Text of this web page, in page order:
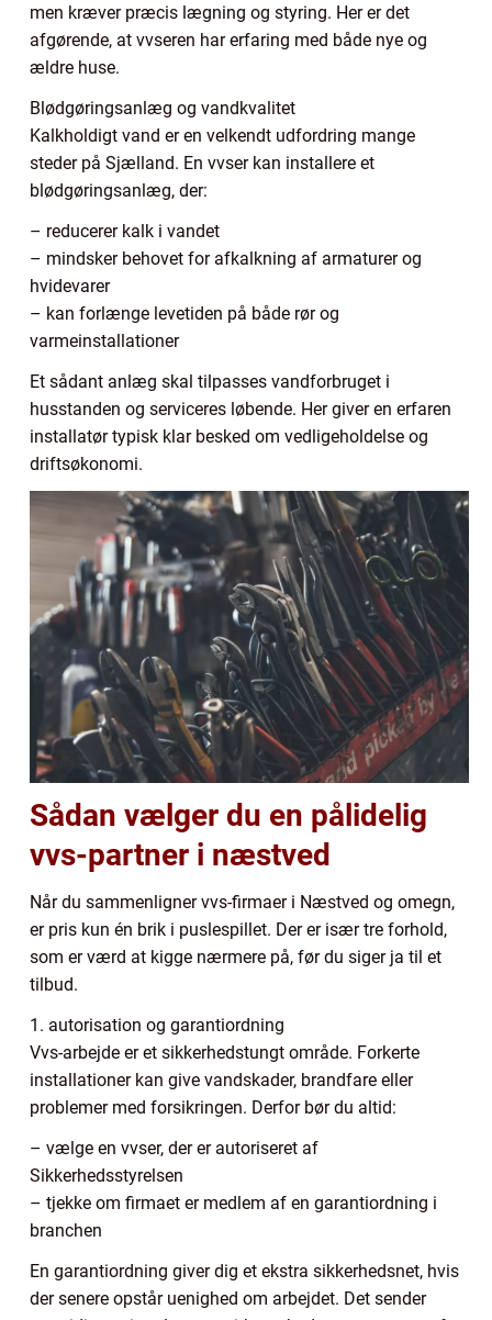
men kræver præcis lægning og styring. Her er det
afgørende, at vvseren har erfaring med både nye og
ældre huse.
Blødgøringsanlæg og vandkvalitet
Kalkholdigt vand er en velkendt udfordring mange
steder på Sjælland. En vvser kan installere et
blødgøringsanlæg, der:
– reducerer kalk i vandet
– mindsker behovet for afkalkning af armaturer og
hvidevarer
– kan forlænge levetiden på både rør og
varmeinstallationer
Et sådant anlæg skal tilpasses vandforbruget i
husstanden og serviceres løbende. Her giver en erfaren
installatør typisk klar besked om vedligeholdelse og
driftsøkonomi.
Sådan vælger du en pålidelig
vvs-partner i næstved
Når du sammenligner vvs-firmaer i Næstved og omegn,
er pris kun én brik i puslespillet. Der er især tre forhold,
som er værd at kigge nærmere på, før du siger ja til et
tilbud.
1. autorisation og garantiordning
Vvs-arbejde er et sikkerhedstungt område. Forkerte
installationer kan give vandskader, brandfare eller
problemer med forsikringen. Derfor bør du altid:
– vælge en vvser, der er autoriseret af
Sikkerhedsstyrelsen
– tjekke om firmaet er medlem af en garantiordning i
branchen
En garantiordning giver dig et ekstra sikkerhedsnet, hvis
der senere opstår uenighed om arbejdet. Det sender